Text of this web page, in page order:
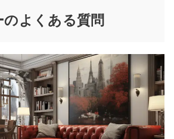
のよくある質問